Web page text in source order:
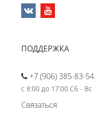
ПОДДЕРЖКА
+7 (906) 385-83-54
с 8:00 до 17:00 Сб - Вс
Связаться